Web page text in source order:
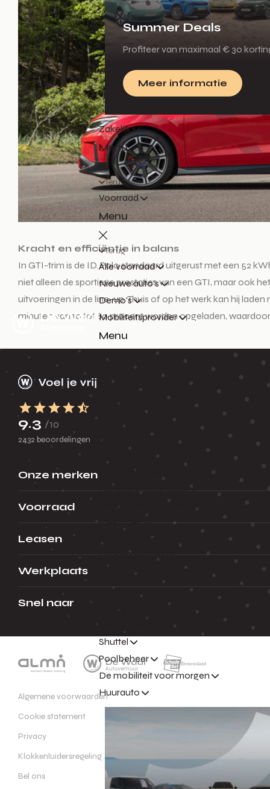
Summer Deals
Profiteer van maximaal € 30
Meer informatie
Zakelijk
Menu
Terug
Voorraad
Menu
Terug
Alle voorraad
Nieuwe auto's
Demo's
Mobiliteitsprovider
Menu
Full operational lease
Fleetsales
Mobiliteitsvormen
Shuttel
Poolbeheer
De mobiliteit voor morgen
Huurauto
Kracht en efficiëntie in balans
In GTI-trim is de ID. Polo standaard uitgerust met een 52
niet alleen de sportieve prestaties van een GTI, maar ook
uitvoeringen in de line-up. Thuis of op het werk kan hij
minuten van 10 tot 80 procent worden opgeladen,
9.3 /10
2432 beoordelingen
Onze merken
Voorraad
Leasen
Werkplaats
Snel naar
Algemene voorwaarden
Cookie statement
Privacy
Klokkenluidersregeling
Bel ons